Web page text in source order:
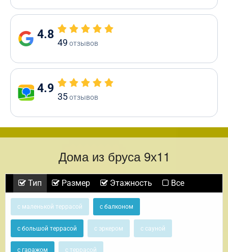
4.8
49 отзывов
4.9
35отзывов
Дома из бруса 9х11
Тип Размер Этажность Все
с маленькой террасой с балконом
с большой террасой с эркером с сауной
с гаражом с террасой